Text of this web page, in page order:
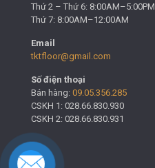
Thứ 2 – Thứ 6: 8:00AM–5:00PM
Thứ 7: 8:00AM–12:00AM
Email
tktfloor@gmail.com
Số điện thoại
Bán hàng: 09.05.356.285
CSKH 1: 028.66.830.930
CSKH 2: 028.66.830.931